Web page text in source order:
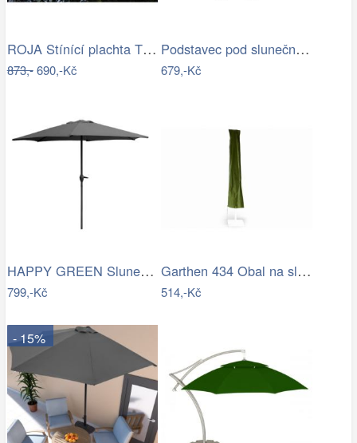
ROJA Stínící plachta TROJÚHELNÍK 3,6m
873,-690,-Kč
Podstavec pod slunečník Houseland Bixi…
679,-Kč
HAPPY GREEN Slunečník s kličkou 230 cm,…
799,-Kč
Garthen 434 Obal na slunečník s…
514,-Kč
- 15%